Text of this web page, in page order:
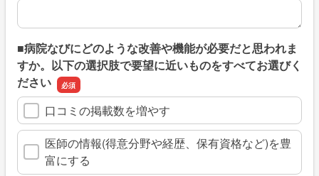
上記のように回答された具体的な理由があればご記入くだ
■病院なびにどのような改善や機能が必要だと思われま
すか。以下の選択肢で要望に近いものをすべてお選びく
ださい
口コミの掲載数を増やす
医師の情報(得意分野や経歴、保有資格など)を豊
富にする